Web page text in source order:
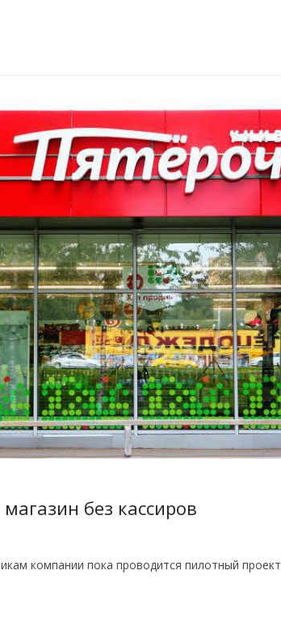
без кассиров
компании пока проводится пилотный проект